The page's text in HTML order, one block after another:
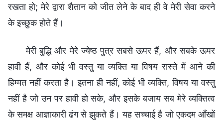
रखता हो; मेरे द्वारा शैतान को जीत लेने के बाद ही वे मेरी सेवा करने
के इच्छुक होते हैं।
मेरी बुद्धि और मेरे ज्येष्ठ पुत्र सबसे ऊपर हैं, और सबके ऊपर
हावी हैं, और कोई भी वस्तु या व्यक्ति या विषय रास्ते में आने की
हिम्मत नहीं करता है। इतना ही नहीं, कोई भी व्यक्ति, विषय या वस्तु
नहीं है जो उन पर हावी हो सके, और इसके बजाय सब मेरे व्यक्तित्व
के समक्ष आज्ञाकारी ढंग से झुकते हैं। यह सच्चाई है जो एकदम आँखों